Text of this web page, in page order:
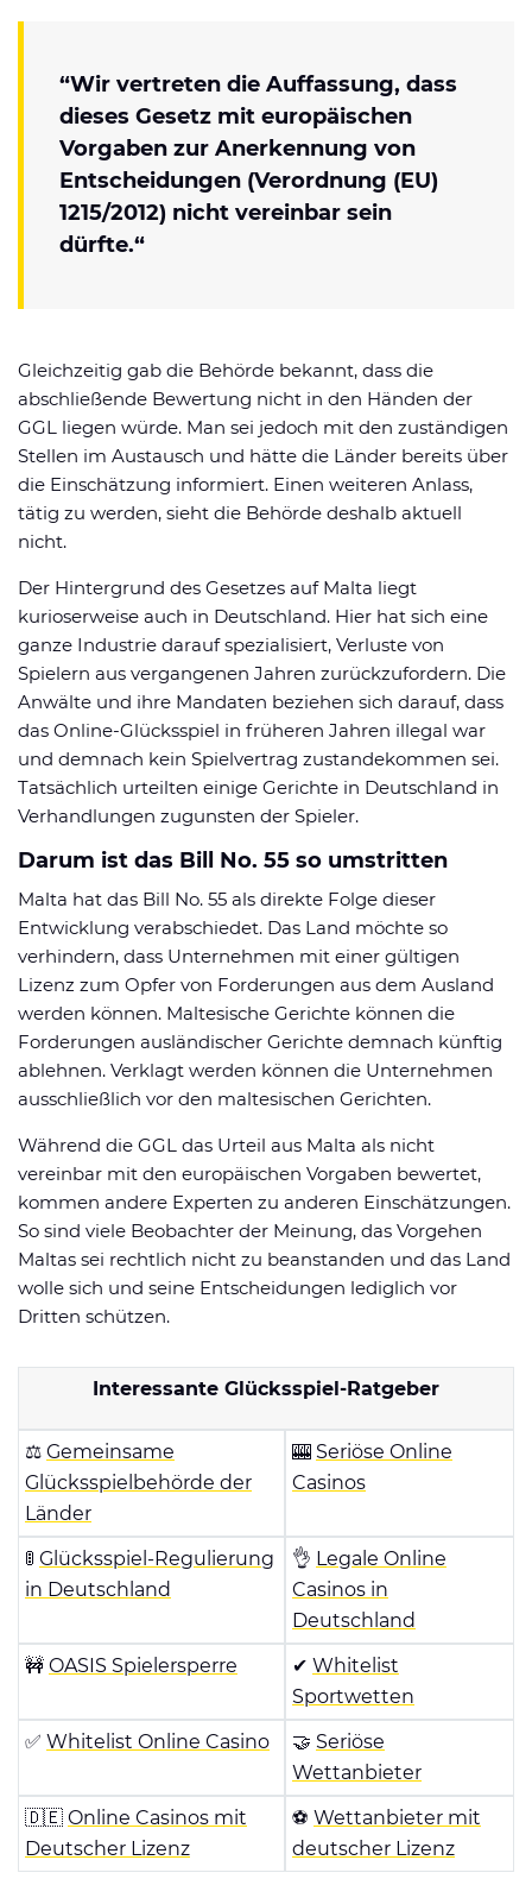
“Wir vertreten die Auffassung, dass
dieses Gesetz mit europäischen
Vorgaben zur Anerkennung von
Entscheidungen (Verordnung (EU)
1215/2012) nicht vereinbar sein
dürfte.“
Gleichzeitig gab die Behörde bekannt, dass die
abschließende Bewertung nicht in den Händen der
GGL liegen würde. Man sei jedoch mit den zuständigen
Stellen im Austausch und hätte die Länder bereits über
die Einschätzung informiert. Einen weiteren Anlass,
tätig zu werden, sieht die Behörde deshalb aktuell
nicht.
Der Hintergrund des Gesetzes auf Malta liegt
kurioserweise auch in Deutschland. Hier hat sich eine
ganze Industrie darauf spezialisiert, Verluste von
Spielern aus vergangenen Jahren zurückzufordern. Die
Anwälte und ihre Mandaten beziehen sich darauf, dass
das Online-Glücksspiel in früheren Jahren illegal war
und demnach kein Spielvertrag zustandekommen sei.
Tatsächlich urteilten einige Gerichte in Deutschland in
Verhandlungen zugunsten der Spieler.
Darum ist das Bill No. 55 so umstritten
Malta hat das Bill No. 55 als direkte Folge dieser
Entwicklung verabschiedet. Das Land möchte so
verhindern, dass Unternehmen mit einer gültigen
Lizenz zum Opfer von Forderungen aus dem Ausland
werden können. Maltesische Gerichte können die
Forderungen ausländischer Gerichte demnach künftig
ablehnen. Verklagt werden können die Unternehmen
ausschließlich vor den maltesischen Gerichten.
Während die GGL das Urteil aus Malta als nicht
vereinbar mit den europäischen Vorgaben bewertet,
kommen andere Experten zu anderen Einschätzungen.
So sind viele Beobachter der Meinung, das Vorgehen
Maltas sei rechtlich nicht zu beanstanden und das Land
wolle sich und seine Entscheidungen lediglich vor
Dritten schützen.
Interessante Glücksspiel-Ratgeber
⚖️ Gemeinsame
Glücksspielbehörde der
Länder
🎰 Seriöse Online
Casinos
🚦 Glücksspiel-Regulierung
in Deutschland
👌 Legale Online
Casinos in
Deutschland
🚧 OASIS Spielersperre ✔ Whitelist
Sportwetten
✅ Whitelist Online Casino 🤝 Seriöse
Wettanbieter
🇩🇪 Online Casinos mit
Deutscher Lizenz
⚽️ Wettanbieter mit
deutscher Lizenz